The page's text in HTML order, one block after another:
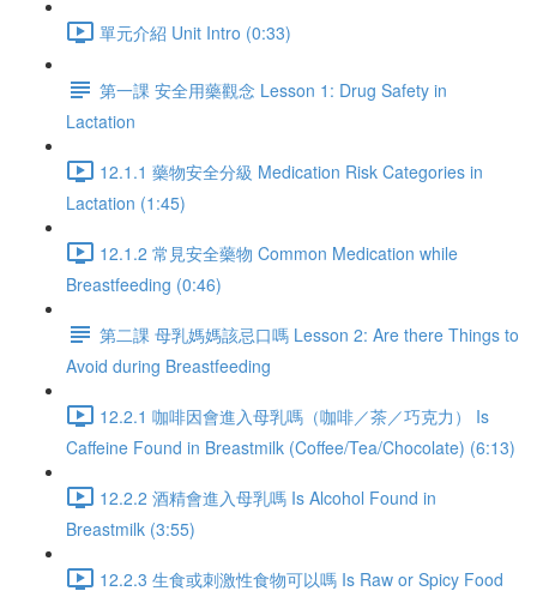
單元介紹 Unit Intro (0:33)
第一課 安全用藥觀念 Lesson 1: Drug Safety in
Lactation
12.1.1 藥物安全分級 Medication Risk Categories in
Lactation (1:45)
12.1.2 常見安全藥物 Common Medication while
Breastfeeding (0:46)
第二課 母乳媽媽該忌口嗎 Lesson 2: Are there Things to
Avoid during Breastfeeding
12.2.1 咖啡因會進入母乳嗎（咖啡／茶／巧克力） Is
Caffeine Found in Breastmilk (Coffee/Tea/Chocolate) (6:13)
12.2.2 酒精會進入母乳嗎 Is Alcohol Found in
Breastmilk (3:55)
12.2.3 生食或刺激性食物可以嗎 Is Raw or Spicy Food